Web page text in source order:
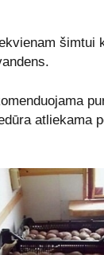
šimtui
atliekama